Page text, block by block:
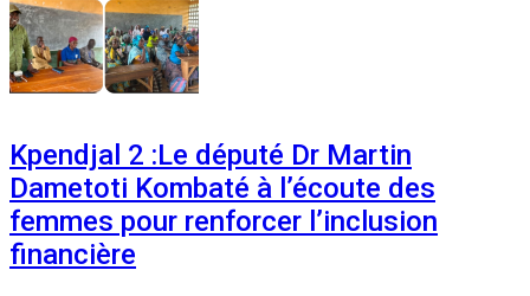
Kpendjal 2 :Le député Dr Martin
Dametoti Kombaté à l’écoute des
femmes pour renforcer l’inclusion
financière